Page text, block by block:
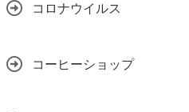
コロナウイルス
コーヒーショップ